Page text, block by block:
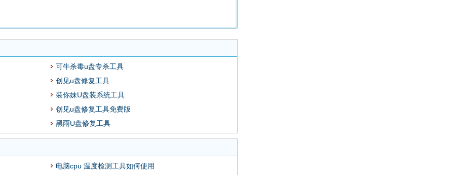
可牛杀毒u盘专杀工具
创见u盘修复工具
装你妹U盘装系统工具
创见u盘修复工具免费版
黑雨U盘修复工具
电脑cpu 温度检测工具如何使用